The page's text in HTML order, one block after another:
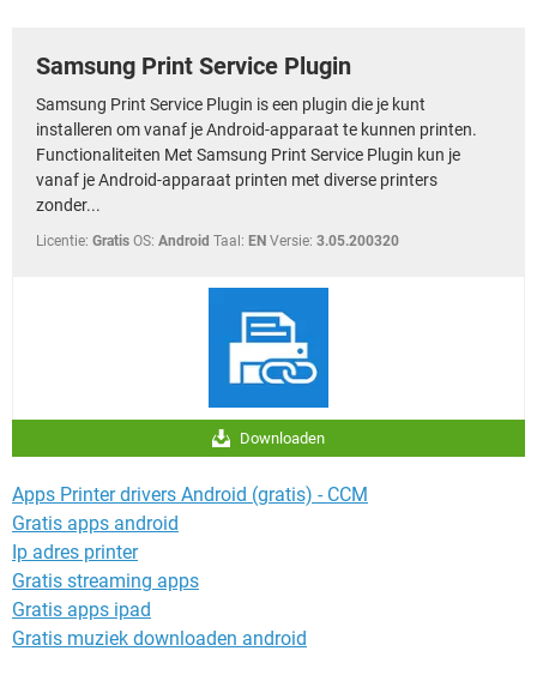
Samsung Print Service Plugin
Samsung Print Service Plugin is een plugin die je kunt
installeren om vanaf je Android-apparaat te kunnen printen.
Functionaliteiten Met Samsung Print Service Plugin kun je
vanaf je Android-apparaat printen met diverse printers
zonder...
Licentie: Gratis OS: Android Taal: EN Versie: 3.05.200320
Downloaden
Apps Printer drivers Android (gratis) - CCM
Gratis apps android
Ip adres printer
Gratis streaming apps
Gratis apps ipad
Gratis muziek downloaden android